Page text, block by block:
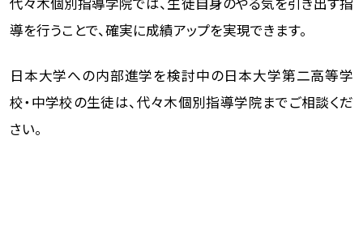
導を行うことで、確実に成績アップを実現できます。
日本大学への内部進学を検討中の日本大学第二高等学
校・中学校の生徒は、代々木個別指導学院までご相談くだ
さい。